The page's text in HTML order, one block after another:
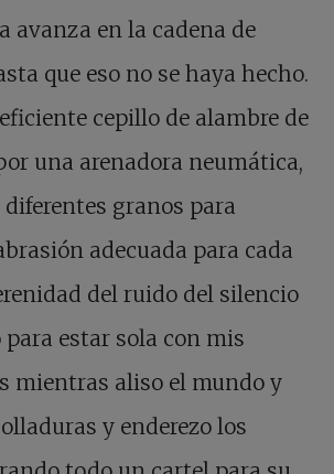
avanza en la cadena de
que eso no se haya hecho.
cepillo de alambre de
una arenadora neumática,
granos para
adecuada para cada
del ruido del silencio
estar sola con mis
mientras aliso el mundo y
y enderezo los